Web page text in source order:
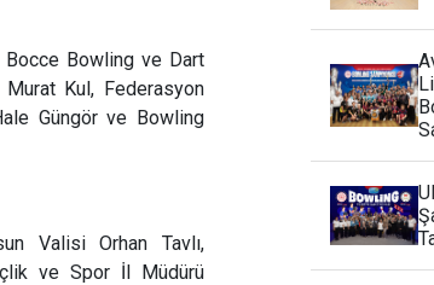
Bocce Bowling ve Dart
Kul, Federasyon
Güngör ve Bowling
Valisi Orhan Tavlı,
ve Spor İl Müdürü